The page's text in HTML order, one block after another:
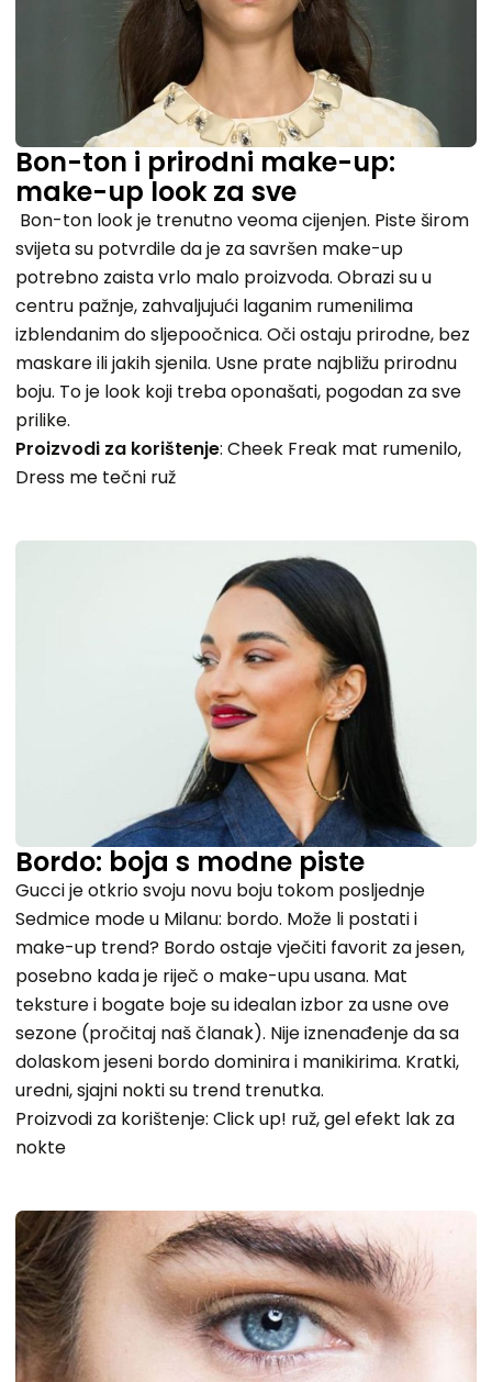
Bon-ton i prirodni make-up:
make-up look za sve
Bon-ton look je trenutno veoma cijenjen. Piste širom
svijeta su potvrdile da je za savršen make-up
potrebno zaista vrlo malo proizvoda. Obrazi su u
centru pažnje, zahvaljujući laganim rumenilima
izblendanim do sljepoočnica. Oči ostaju prirodne, bez
maskare ili jakih sjenila. Usne prate najbližu prirodnu
boju. To je look koji treba oponašati, pogodan za sve
prilike.
Proizvodi za korištenje: Cheek Freak mat rumenilo,
Dress me tečni ruž
Bordo: boja s modne piste
Gucci je otkrio svoju novu boju tokom posljednje
Sedmice mode u Milanu: bordo. Može li postati i
make-up trend? Bordo ostaje vječiti favorit za jesen,
posebno kada je riječ o make-upu usana. Mat
teksture i bogate boje su idealan izbor za usne ove
sezone (pročitaj naš članak). Nije iznenađenje da sa
dolaskom jeseni bordo dominira i manikirima. Kratki,
uredni, sjajni nokti su trend trenutka.
Proizvodi za korištenje: Click up! ruž, gel efekt lak za
nokte